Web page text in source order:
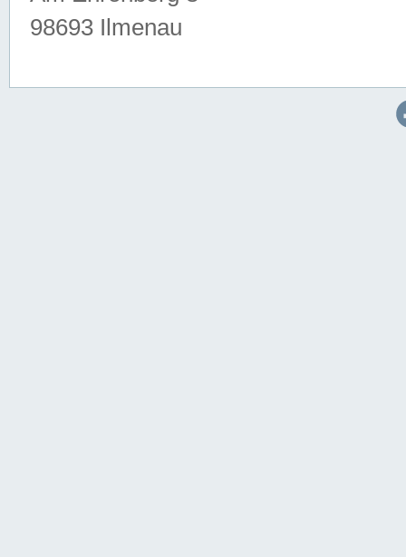
98693 Ilmenau